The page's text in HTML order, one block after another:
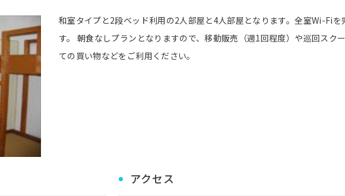
和室タイプと2段ベッド利用の2人部屋と4人部屋となります。全室Wi-Fiを
す。 朝食なしプランとなりますので、移動販売（週1回程度）や巡回スク
ての買い物などをご利用ください。
アクセス